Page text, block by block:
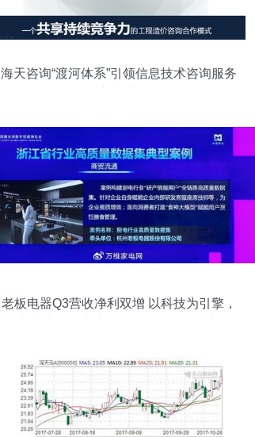
海天咨询“渡河体系”引领信息技术咨询服务
老板电器Q3营收净利双增 以科技为引擎，